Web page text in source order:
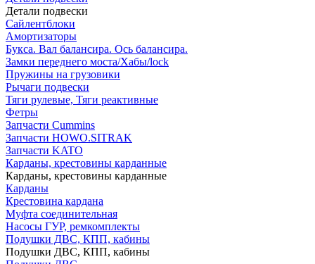
Детали подвески
Cайлентблоки
Амортизаторы
Букса. Вал балансира. Ось балансира.
Замки переднего моста/Хабы/lock
Пружины на грузовики
Рычаги подвески
Тяги рулевые, Тяги реактивные
Фетры
Запчасти Cummins
Запчасти HOWO.SITRAK
Запчасти KATO
Карданы, крестовины карданные
Карданы, крестовины карданные
Карданы
Крестовина кардана
Муфта соединительная
Насосы ГУР, ремкомплекты
Подушки ДВС, КПП, кабины
Подушки ДВС, КПП, кабины